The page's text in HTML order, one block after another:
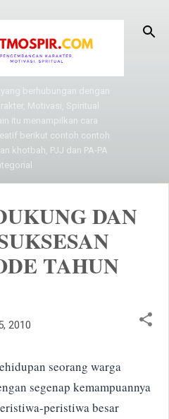
konten utama
berhubungan dengan
Motivasi, Spiritual
itu menampilkan cara
berikut contoh contoh
khotbah, PJJ dan PA-PA
DAN
TAHUN
2010
seorang warga
segenap kemampuannya
peristiwa besar